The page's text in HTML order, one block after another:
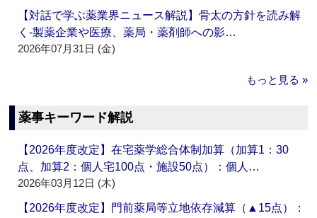
【対話で学ぶ薬業界ニュース解説】骨太の方針を読み解
く‐製薬企業や医療、薬局・薬剤師への影…
2026年07月31日 (金)
もっと見る »
薬事キーワード解説
【2026年度改定】在宅薬学総合体制加算（加算1：30
点、加算2：個人宅100点・施設50点）：個人…
2026年03月12日 (木)
【2026年度改定】門前薬局等立地依存減算（▲15点）：